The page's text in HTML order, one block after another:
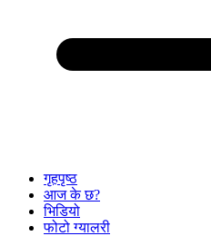
गृहपृष्ठ
आज के छ?
भिडियो
फोटो ग्यालरी